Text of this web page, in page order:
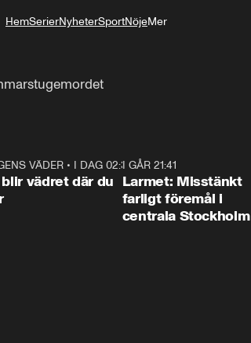
HemSerierNyheterSportNöjeMer
1:06
VÄDER• I DAG 02:30
blir vädret där du
I GÅR 21:41
Larmet: Misstänkt
farligt föremål i
centrala Stockholm